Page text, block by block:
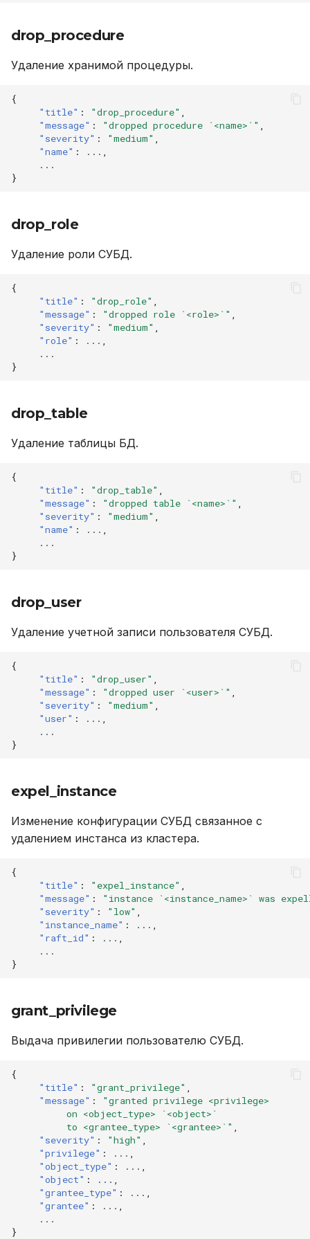
drop_procedure
Удаление хранимой процедуры.
{
"title" : "drop_procedure"
"message" : "dropped procedure `<name>`"
"severity" : "medium"
"name" : ...
...
}
drop_role
Удаление роли СУБД.
{
"title" : "drop_role"
"message" : "dropped role `<role>`"
"severity" : "medium"
"role" : ...
...
}
drop_table
Удаление таблицы БД.
{
"title" : "drop_table"
"message" : "dropped table `<name>`"
"severity" : "medium"
"name" : ...
...
}
drop_user
Удаление учетной записи пользователя СУБД.
{
"title" : "drop_user"
"message" : "dropped user `<user>`"
"severity" : "medium"
"user" : ...
...
}
expel_instance
Изменение конфигурации СУБД связанное с
удалением инстанса из кластера.
{
"title" : "expel_instance"
"message" :
"instance `<instance_name>` was
"severity" : "low"
"instance_name" : ...
"raft_id" : ...
...
}
grant_privilege
Выдача привилегии пользователю СУБД.
{
"title" : "grant_privilege"
"message" :
"granted privilege <privilege>
          on <object_type> `<object>`
          to <grantee_type> `<grantee>`"
"severity" : "high"
"privilege" : ...
"object_type" : ...
"object" : ...
"grantee_type" : ...
"grantee" : ...
...
}